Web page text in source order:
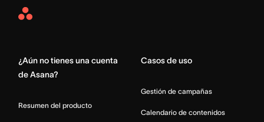
Asana
¿Aún no tienes una cuenta
de Asana?
Resumen del producto
Casos de uso
Gestión de campañas
Calendario de contenidos